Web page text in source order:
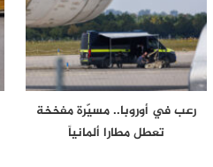
رعب في أوروبا.. مسيّرة مفخخة
تعطل مطارا ألمانياً